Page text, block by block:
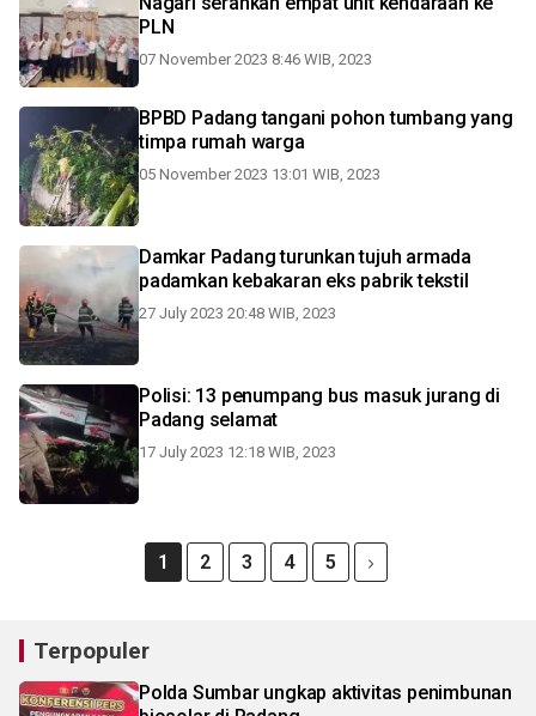
PLN
07 November 2023 8:46 WIB, 2023
BPBD Padang tangani pohon tumbang yang
timpa rumah warga
05 November 2023 13:01 WIB, 2023
Damkar Padang turunkan tujuh armada
padamkan kebakaran eks pabrik tekstil
27 July 2023 20:48 WIB, 2023
Polisi: 13 penumpang bus masuk jurang di
Padang selamat
17 July 2023 12:18 WIB, 2023
1 2 3 4 5
Terpopuler
Polda Sumbar ungkap aktivitas penimbunan